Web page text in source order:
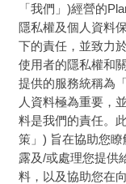
「我們」)經營的
隱私權及個人資料
下的責任，並致力
使用者的隱私權和
提供的服務統稱為
人資料極為重要，
料是我們的責任。
策」) 旨在協助您
露及/或處理您提供
料，以及協助您在